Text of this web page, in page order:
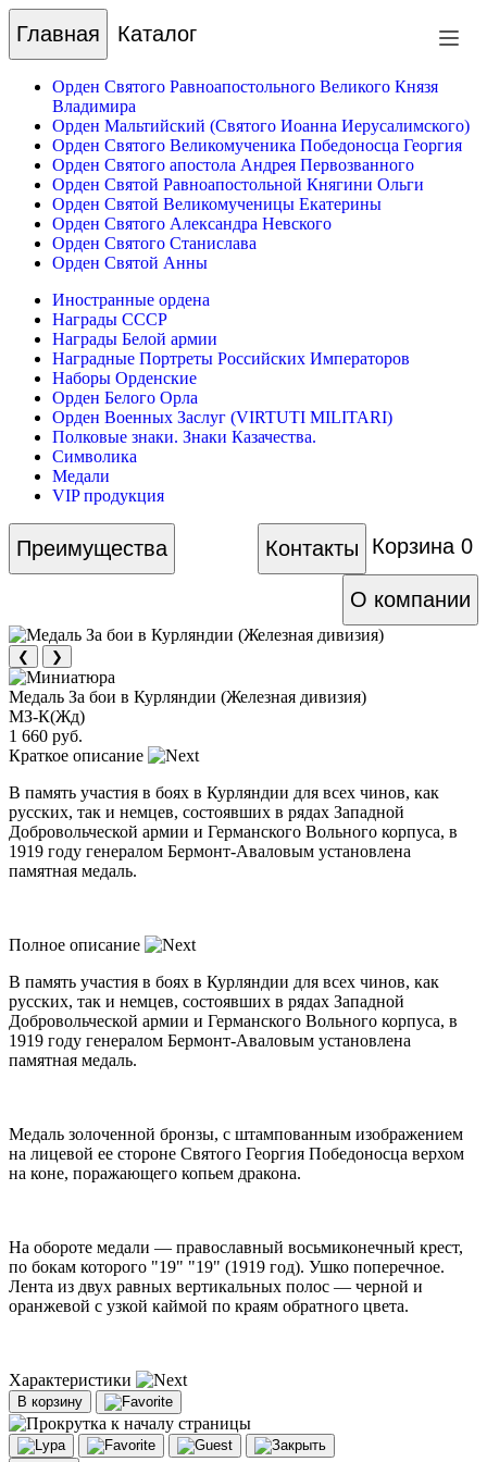
Главная Каталог
Орден Святого Равноапостольного Великого Князя
Владимира
Орден Мальтийский (Святого Иоанна Иерусалимского)
Орден Святого Великомученика Победоносца Георгия
Орден Святого апостола Андрея Первозванного
Орден Святой Равноапостольной Княгини Ольги
Орден Святой Великомученицы Екатерины
Орден Святого Александра Невского
Орден Святого Станислава
Орден Святой Анны
Иностранные ордена
Награды СССР
Награды Белой армии
Наградные Портреты Российских Императоров
Наборы Орденские
Орден Белого Орла
Орден Военных Заслуг (VIRTUTI MILITARI)
Полковые знаки. Знаки Казачества.
Символика
Медали
VIP продукция
Преимущества Корзина 0
Контакты
О компании
❮ ❯
Медаль За бои в Курляндии (Железная дивизия)
МЗ-К(Жд)
1 660 руб.
Краткое описание
В память участия в боях в Курляндии для всех чинов, как
русских, так и немцев, состоявших в рядах Западной
Добровольческой армии и Германского Вольного корпуса, в
1919 году генералом Бермонт-Аваловым установлена
памятная медаль.
Полное описание
В память участия в боях в Курляндии для всех чинов, как
русских, так и немцев, состоявших в рядах Западной
Добровольческой армии и Германского Вольного корпуса, в
1919 году генералом Бермонт-Аваловым установлена
памятная медаль.
Медаль золоченной бронзы, с штампованным изображением
на лицевой ее стороне Святого Георгия Победоносца верхом
на коне, поражающего копьем дракона.
На обороте медали — православный восьмиконечный крест,
по бокам которого "19" "19" (1919 год). Ушко поперечное.
Лента из двух равных вертикальных полос — черной и
оранжевой с узкой каймой по краям обратного цвета.
Характеристики
В корзину